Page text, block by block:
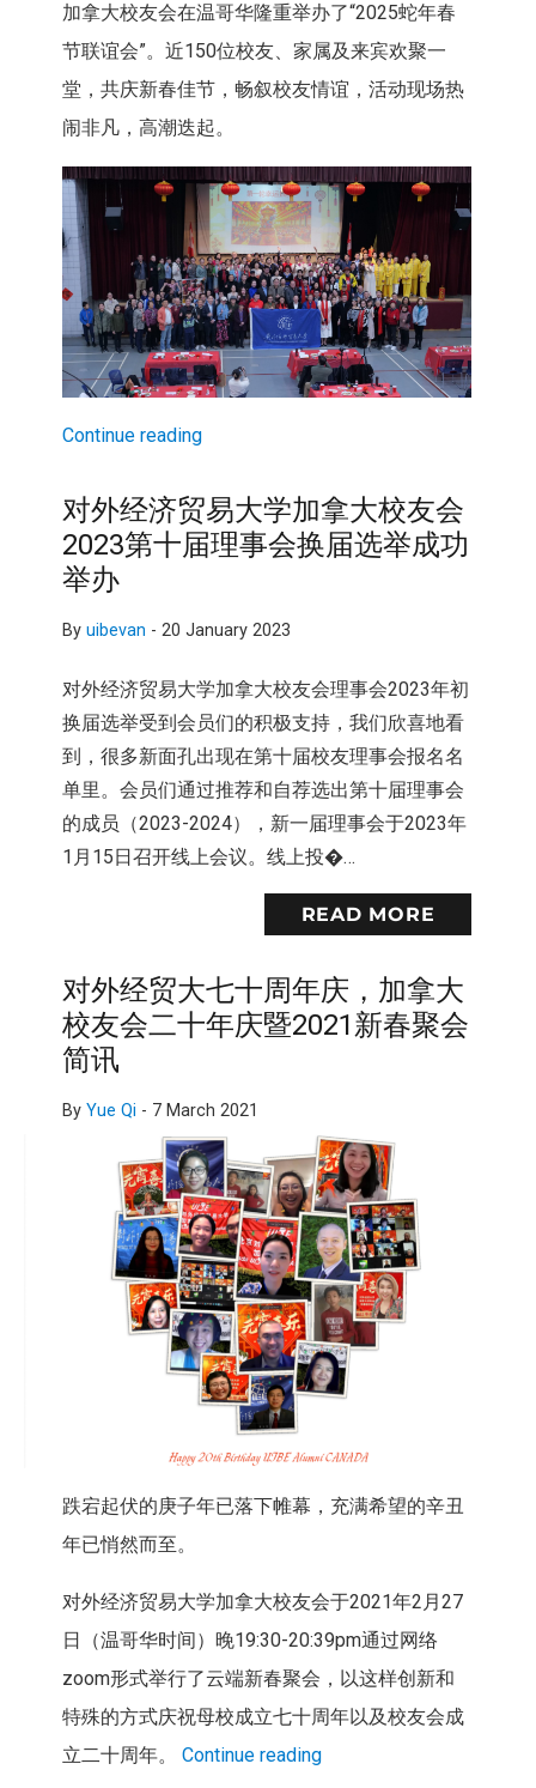
加拿大校友会在温哥华隆重举办了“2025蛇年春
节联谊会”。近150位校友、家属及来宾欢聚一
堂，共庆新春佳节，畅叙校友情谊，活动现场热
闹非凡，高潮迭起。
Continue reading
对外经济贸易大学加拿大校友会
2023第十届理事会换届选举成功
举办
By uibevan - 20 January 2023
对外经济贸易大学加拿大校友会理事会2023年初
换届选举受到会员们的积极支持，我们欣喜地看
到，很多新面孔出现在第十届校友理事会报名名
单里。会员们通过推荐和自荐选出第十届理事会
的成员（2023-2024），新一届理事会于2023年
1月15日召开线上会议。线上投�…
READ MORE
对外经贸大七十周年庆，加拿大
校友会二十年庆暨2021新春聚会
简讯
By Yue Qi - 7 March 2021
跌宕起伏的庚子年已落下帷幕，充满希望的辛丑
年已悄然而至。
对外经济贸易大学加拿大校友会于2021年2月27
日（温哥华时间）晚19:30-20:39pm通过网络
zoom形式举行了云端新春聚会，以这样创新和
特殊的方式庆祝母校成立七十周年以及校友会成
立二十周年。 Continue reading